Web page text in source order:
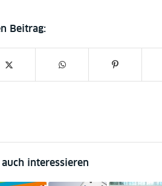
auch interessieren